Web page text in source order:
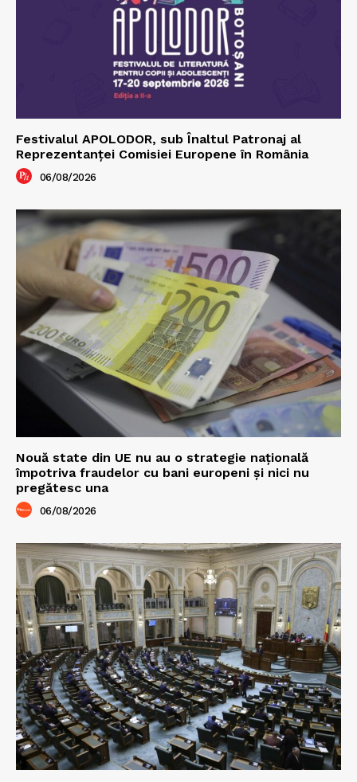
Festivalul APOLODOR, sub Înaltul Patronaj al
Reprezentanței Comisiei Europene în România
06/08/2026
Nouă state din UE nu au o strategie națională
împotriva fraudelor cu bani europeni și nici nu
pregătesc una
06/08/2026